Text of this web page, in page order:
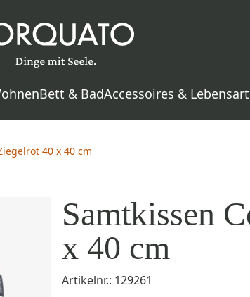
Bett & BadAccessoires & Lebensart
40 x 40 cm
Samtkissen
x 40 cm
Artikelnr.: 129261